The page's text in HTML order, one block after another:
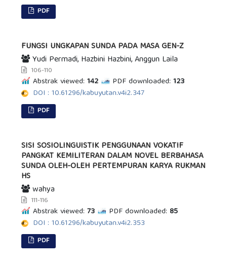
PDF
FUNGSI UNGKAPAN SUNDA PADA MASA GEN-Z
Yudi Permadi, Hazbini Hazbini, Anggun Laila
106-110
Abstrak viewed: 142 PDF downloaded: 123
DOI : 10.61296/kabuyutan.v4i2.347
PDF
SISI SOSIOLINGUISTIK PENGGUNAAN VOKATIF
PANGKAT KEMILITERAN DALAM NOVEL BERBAHASA
SUNDA OLEH-OLEH PERTEMPURAN KARYA RUKMAN
HS
wahya
111-116
Abstrak viewed: 73 PDF downloaded: 85
DOI : 10.61296/kabuyutan.v4i2.353
PDF